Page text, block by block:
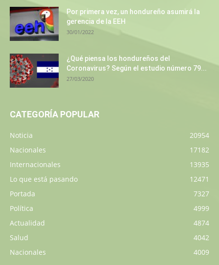
Por primera vez, un hondureño asumirá la
gerencia de la EEH
30/01/2022
¿Qué piensa los hondureños del
Coronavirus? Según el estudio número 79...
27/03/2020
CATEGORÍA POPULAR
Noticia
20954
Nacionales
17182
Internacionales
13935
Lo que está pasando
12471
Portada
7327
Política
4999
Actualidad
4874
Salud
4042
Nacionales
4009